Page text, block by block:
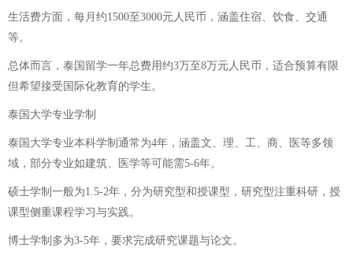
生活费方面，每月约1500至3000元人民币，涵盖住宿、饮食、交通
等。
总体而言，泰国留学一年总费用约3万至8万元人民币，适合预算有限
但希望接受国际化教育的学生。
泰国大学专业学制
泰国大学专业本科学制通常为4年，涵盖文、理、工、商、医等多领
域，部分专业如建筑、医学等可能需5-6年。
硕士学制一般为1.5-2年，分为研究型和授课型，研究型注重科研，授
课型侧重课程学习与实践。
博士学制多为3-5年，要求完成研究课题与论文。